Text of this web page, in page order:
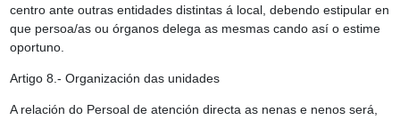
centro ante outras entidades distintas á local, debendo estipular en
que persoa/as ou órganos delega as mesmas cando así o estime
oportuno.
Artigo 8.- Organización das unidades
A relación do Persoal de atención directa as nenas e nenos será,